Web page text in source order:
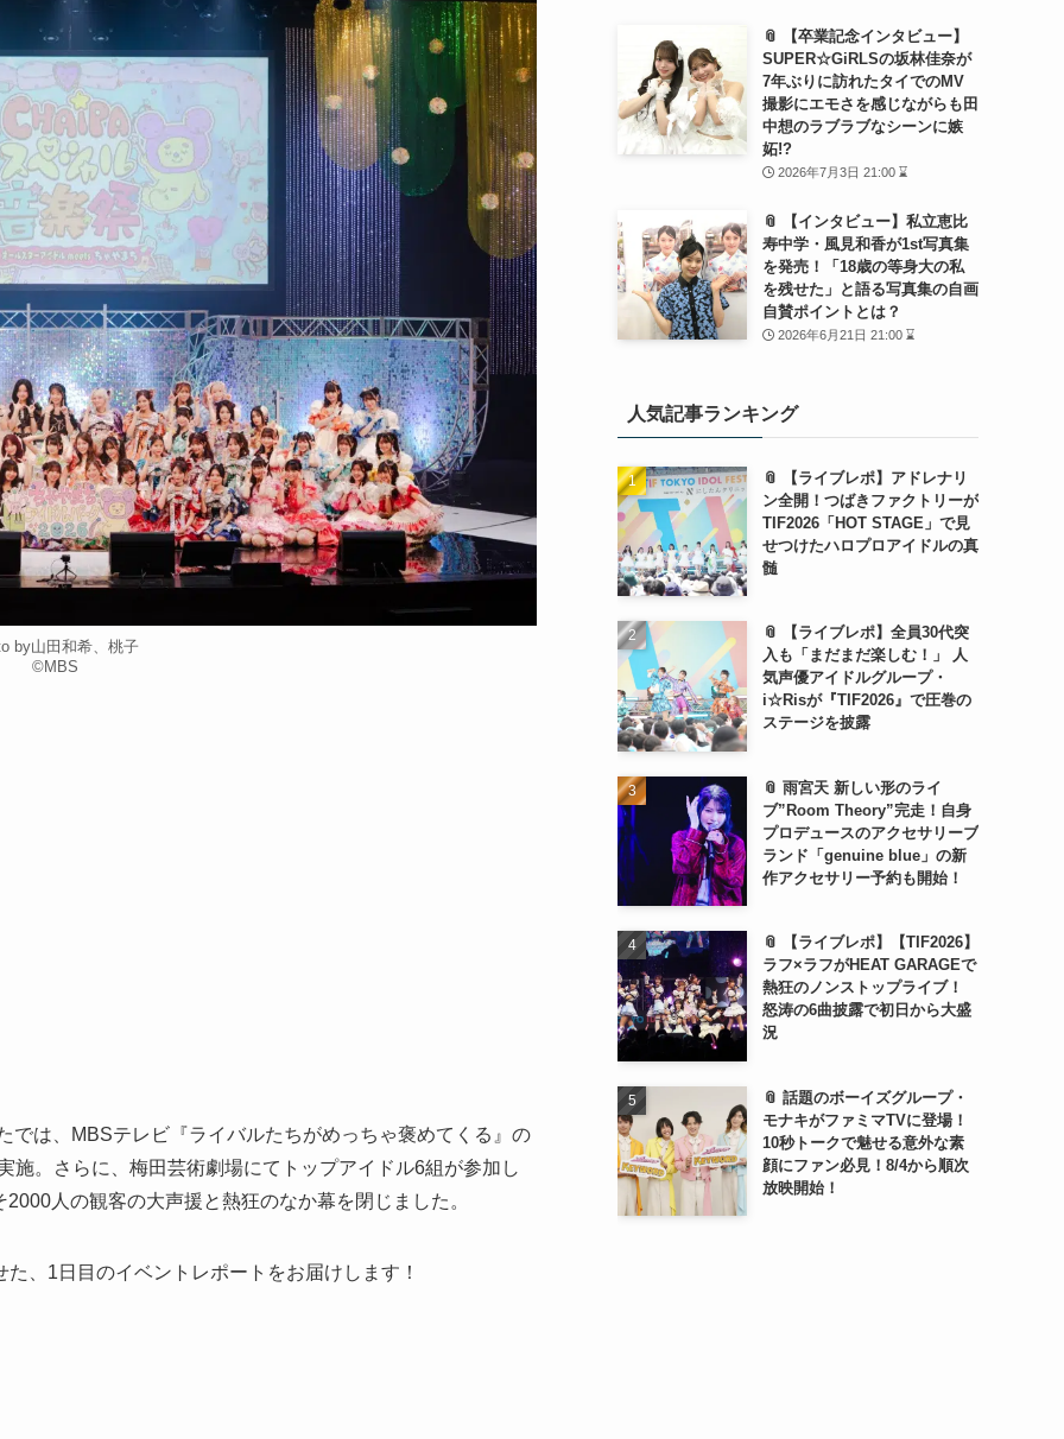
by山田和希、桃子
©MBS
では、MBSテレビ『ライバルたちがめっちゃ褒めてくる』の
。さらに、梅田芸術劇場にてトップアイドル6組が参加し
人の観客の大声援と熱狂のなか幕を閉じました。
、1日目のイベントレポートをお届けします！
📎 【卒業記念インタビュー】
SUPER☆GiRLSの坂林佳奈が
7年ぶりに訪れたタイでのMV
撮影にエモさを感じながらも田
中想のラブラブなシーンに嫉
妬!?
2026年7月3日 21:00 ⌛
📎 【インタビュー】私立恵比
寿中学・風見和香が1st写真集
を発売！「18歳の等身大の私
を残せた」と語る写真集の自画
自賛ポイントとは？
2026年6月21日 21:00 ⌛
人気記事ランキング
📎 【ライブレポ】アドレナリ
ン全開！つばきファクトリーが
TIF2026「HOT STAGE」で見
せつけたハロプロアイドルの真
髄
📎 【ライブレポ】全員30代突
入も「まだまだ楽しむ！」 人
気声優アイドルグループ・
i☆Risが『TIF2026』で圧巻の
ステージを披露
📎 雨宮天 新しい形のライ
ブ”Room Theory”完走！自身
プロデュースのアクセサリーブ
ランド「genuine blue」の新
作アクセサリー予約も開始！
📎 【ライブレポ】【TIF2026】
ラフ×ラフがHEAT GARAGEで
熱狂のノンストップライブ！
怒涛の6曲披露で初日から大盛
況
📎 話題のボーイズグループ・
モナキがファミマTVに登場！
10秒トークで魅せる意外な素
顔にファン必見！8/4から順次
放映開始！